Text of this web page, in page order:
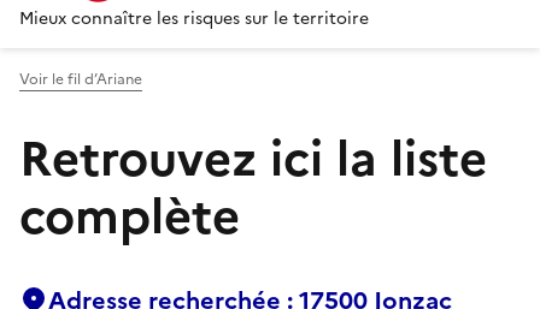
Mieux connaître les risques sur le territoire
Voir le fil d’Ariane
Retrouvez ici la liste
complète
Adresse recherchée : 17500 Jonzac